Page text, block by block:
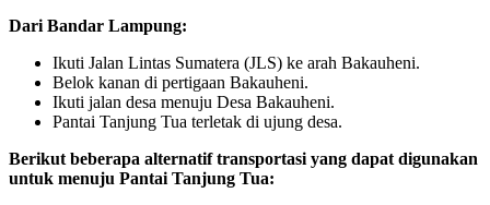
Dari Bandar Lampung:
Ikuti Jalan Lintas Sumatera (JLS) ke arah Bakauheni.
Belok kanan di pertigaan Bakauheni.
Ikuti jalan desa menuju Desa Bakauheni.
Pantai Tanjung Tua terletak di ujung desa.
Berikut beberapa alternatif transportasi yang dapat digunakan
untuk menuju Pantai Tanjung Tua: